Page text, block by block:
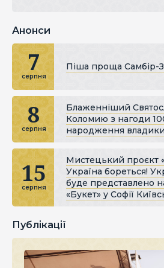
Анонси
7
серпня
Піша проща Самбір-
8
серпня
Блаженніший
Коломию з нагоди
народження
15
серпня
Мистецький проєкт
Україна бореться!
буде представлено
«Букет» у Софії
Публікації